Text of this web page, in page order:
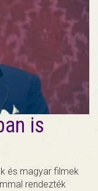
is
és magyar filmek
rendezték